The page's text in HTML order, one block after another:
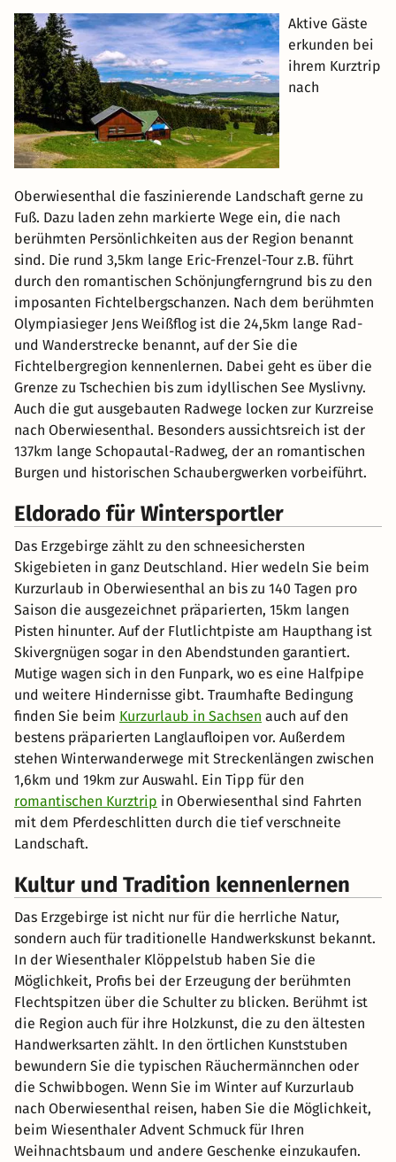
Aktive Gäste
erkunden bei
ihrem Kurztrip
nach
Oberwiesenthal die faszinierende Landschaft gerne zu
Fuß. Dazu laden zehn markierte Wege ein, die nach
berühmten Persönlichkeiten aus der Region benannt
sind. Die rund 3,5km lange Eric-Frenzel-Tour z.B. führt
durch den romantischen Schönjungferngrund bis zu den
imposanten Fichtelbergschanzen. Nach dem berühmten
Olympiasieger Jens Weißflog ist die 24,5km lange Rad-
und Wanderstrecke benannt, auf der Sie die
Fichtelbergregion kennenlernen. Dabei geht es über die
Grenze zu Tschechien bis zum idyllischen See Myslivny.
Auch die gut ausgebauten Radwege locken zur Kurzreise
nach Oberwiesenthal. Besonders aussichtsreich ist der
137km lange Schopautal-Radweg, der an romantischen
Burgen und historischen Schaubergwerken vorbeiführt.
Eldorado für Wintersportler
Das Erzgebirge zählt zu den schneesichersten
Skigebieten in ganz Deutschland. Hier wedeln Sie beim
Kurzurlaub in Oberwiesenthal an bis zu 140 Tagen pro
Saison die ausgezeichnet präparierten, 15km langen
Pisten hinunter. Auf der Flutlichtpiste am Haupthang ist
Skivergnügen sogar in den Abendstunden garantiert.
Mutige wagen sich in den Funpark, wo es eine Halfpipe
und weitere Hindernisse gibt. Traumhafte Bedingung
finden Sie beim Kurzurlaub in Sachsen auch auf den
bestens präparierten Langlaufloipen vor. Außerdem
stehen Winterwanderwege mit Streckenlängen zwischen
1,6km und 19km zur Auswahl. Ein Tipp für den
romantischen Kurztrip in Oberwiesenthal sind Fahrten
mit dem Pferdeschlitten durch die tief verschneite
Landschaft.
Kultur und Tradition kennenlernen
Das Erzgebirge ist nicht nur für die herrliche Natur,
sondern auch für traditionelle Handwerkskunst bekannt.
In der Wiesenthaler Klöppelstub haben Sie die
Möglichkeit, Profis bei der Erzeugung der berühmten
Flechtspitzen über die Schulter zu blicken. Berühmt ist
die Region auch für ihre Holzkunst, die zu den ältesten
Handwerksarten zählt. In den örtlichen Kunststuben
bewundern Sie die typischen Räuchermännchen oder
die Schwibbogen. Wenn Sie im Winter auf Kurzurlaub
nach Oberwiesenthal reisen, haben Sie die Möglichkeit,
beim Wiesenthaler Advent Schmuck für Ihren
Weihnachtsbaum und andere Geschenke einzukaufen.